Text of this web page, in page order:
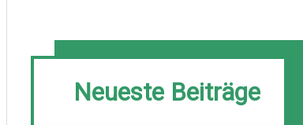
Neueste Beiträge